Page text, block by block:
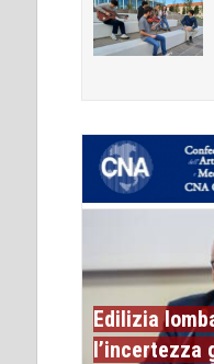
Edilizia
l’incertezza